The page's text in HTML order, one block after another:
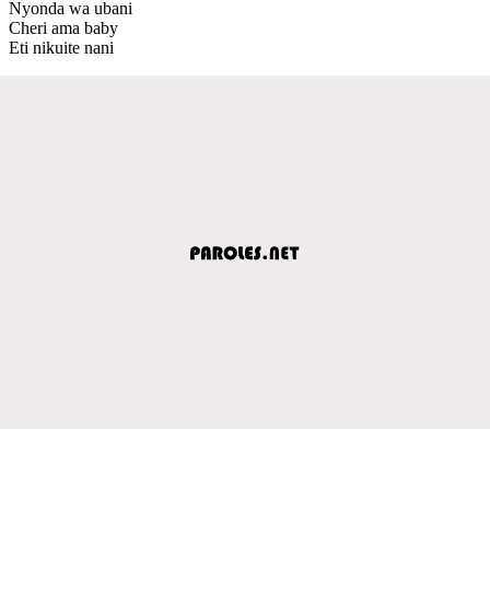
Nyonda wa ubani
Cheri ama baby
Eti nikuite nani